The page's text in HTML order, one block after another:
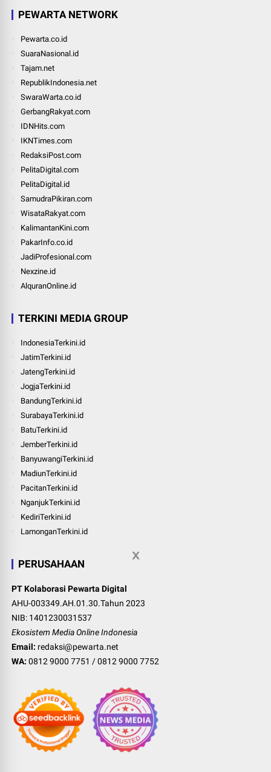
PEWARTA NETWORK
Pewarta.co.id
SuaraNasional.id
Tajam.net
RepublikIndonesia.net
SwaraWarta.co.id
GerbangRakyat.com
IDNHits.com
IKNTimes.com
RedaksiPost.com
PelitaDigital.com
PelitaDigital.id
SamudraPikiran.com
WisataRakyat.com
KalimantanKini.com
PakarInfo.co.id
JadiProfesional.com
Nexzine.id
AlquranOnline.id
TERKINI MEDIA GROUP
IndonesiaTerkini.id
JatimTerkini.id
JatengTerkini.id
JogjaTerkini.id
BandungTerkini.id
SurabayaTerkini.id
BatuTerkini.id
JemberTerkini.id
BanyuwangiTerkini.id
MadiunTerkini.id
PacitanTerkini.id
NganjukTerkini.id
KediriTerkini.id
LamonganTerkini.id
PERUSAHAAN
PT Kolaborasi Pewarta Digital
AHU-003349.AH.01.30.Tahun 2023
NIB: 1401230031537
Ekosistem Media Online Indonesia
Email: redaksi@pewarta.net
WA: 0812 9000 7751 /0812 9000 7752